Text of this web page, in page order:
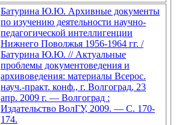
Батурина Ю.Ю. Архивные документы
по изучению деятельности научно-
педагогической интеллигенции
Нижнего Поволжья 1956-1964 гг. /
Батурина Ю.Ю. // Актуальные
проблемы документоведения и
архивоведения: материалы Всерос.
науч.-практ. конф., г. Волгоград, 23
апр. 2009 г. — Волгоград :
Издательство ВолГУ, 2009. — С. 170-
174.